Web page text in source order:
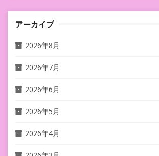
アーカイブ
2026年8月
2026年7月
2026年6月
2026年5月
2026年4月